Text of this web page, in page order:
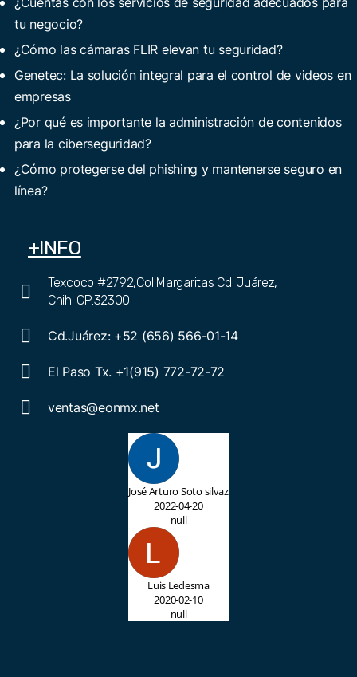
tu negocio?
¿Cómo las cámaras FLIR elevan tu seguridad?
Genetec: La solución integral para el control de videos en
empresas
¿Por qué es importante la administración de contenidos
para la ciberseguridad?
¿Cómo protegerse del phishing y mantenerse seguro en
línea?
+INFO
Texcoco #2792,Col Margaritas Cd. Juárez,
Chih. CP.32300
Cd.Juárez: +52 (656) 566-01-14
El Paso Tx. +1(915) 772-72-72
ventas@eonmx.net
José Arturo Soto silvaz
2022-04-20
null
Luis Ledesma
2020-02-10
null